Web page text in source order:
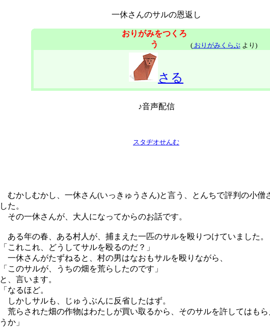
一休さんのサルの恩返し
おりがみをつくろ
う
(おりがみくらぶより)
さる
♪音声配信
スタヂオせんむ
むかしむかし、一休さん(いっきゅうさん)と言う、とんちで評判の小僧
した。
その一休さんが、大人になってからのお話です。
ある年の春、ある村人が、捕まえた一匹のサルを殴りつけていました。
「これこれ、どうしてサルを殴るのだ？」
一休さんがたずねると、村の男はなおもサルを殴りながら、
「このサルが、うちの畑を荒らしたのです」
と、言います。
「なるほど。
しかしサルも、じゅうぶんに反省したはず。
荒らされた畑の作物はわたしが買い取るから、そのサルを許してはもら
うか」